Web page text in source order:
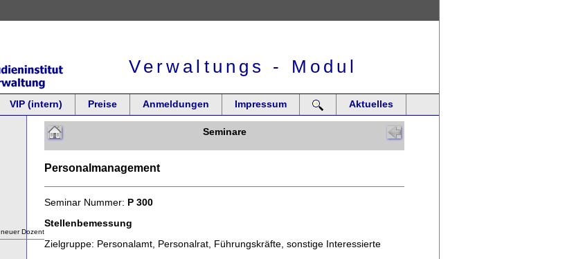
Verwaltungs - Modul
VIP (intern) Preise Anmeldungen Impressum Aktuelles
neuer Dozent
Seminare
Personalmanagement
Seminar Nummer: P 300
Stellenbemessung
Zielgruppe: Personalamt, Personalrat, Führungskräfte, sonstige Interessierte